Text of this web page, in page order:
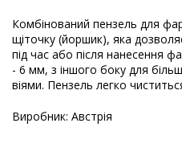
Комбінований пензель для
щіточку (йоршик), яка
під час або після нанесення
- 6 мм, з іншого боку для
віями. Пензель легко
Виробник: Австрія